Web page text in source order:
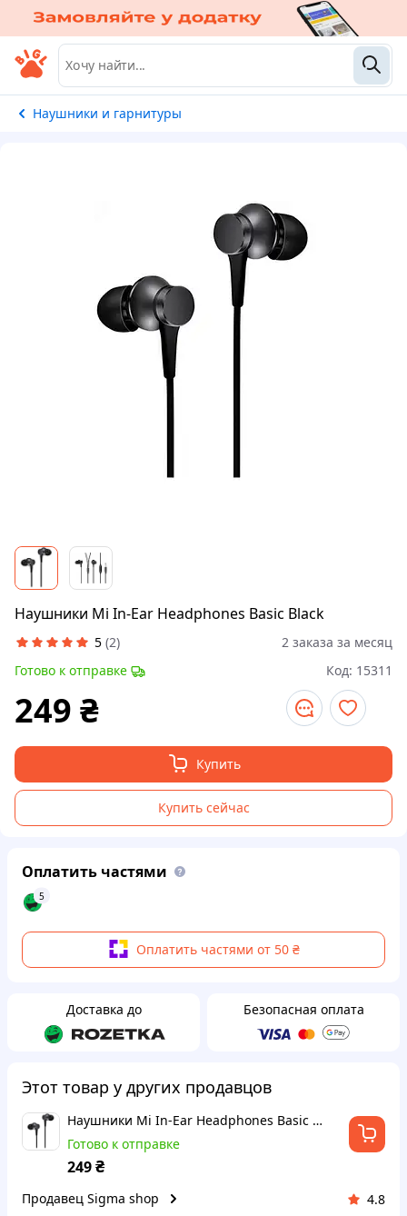
Наушники и гарнитуры
Наушники Mi In-Ear Headphones Basic Black
5 (2)
2 заказа за месяц
Готово к отправке
Код: 15311
249 ₴
Купить
Купить сейчас
Оплатить частями
5
Оплатить частями от 50 ₴
Доставка до Безопасная оплата
Этот товар у других продавцов
Наушники Mi In-Ear Headphones Basic Black
Готово к отправке
249₴
Продавец Sigma shop 4.8